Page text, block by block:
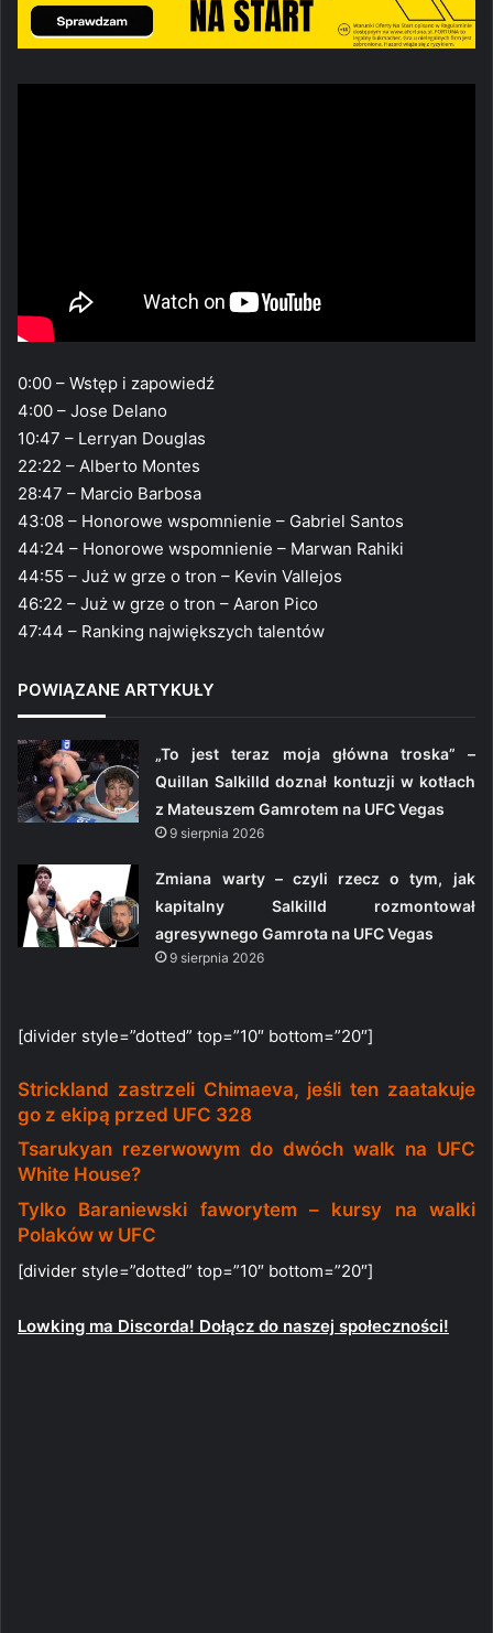
0:00 – Wstęp i zapowiedź
4:00 – Jose Delano
10:47 – Lerryan Douglas
22:22 – Alberto Montes
28:47 – Marcio Barbosa
43:08 – Honorowe wspomnienie – Gabriel Santos
44:24 – Honorowe wspomnienie – Marwan Rahiki
44:55 – Już w grze o tron – Kevin Vallejos
46:22 – Już w grze o tron – Aaron Pico
47:44 – Ranking największych talentów
POWIĄZANE ARTYKUŁY
„To jest teraz moja główna troska” –
Quillan Salkilld doznał kontuzji w kotłach
z Mateuszem Gamrotem na UFC Vegas
9 sierpnia 2026
Zmiana warty – czyli rzecz o tym, jak
kapitalny Salkilld rozmontował
agresywnego Gamrota na UFC Vegas
9 sierpnia 2026
[divider style=”dotted” top=”10″ bottom=”20″]
Strickland zastrzeli Chimaeva, jeśli ten zaatakuje
go z ekipą przed UFC 328
Tsarukyan rezerwowym do dwóch walk na UFC
White House?
Tylko Baraniewski faworytem – kursy na walki
Polaków w UFC
[divider style=”dotted” top=”10″ bottom=”20″]
Lowking ma Discorda! Dołącz do naszej społeczności!